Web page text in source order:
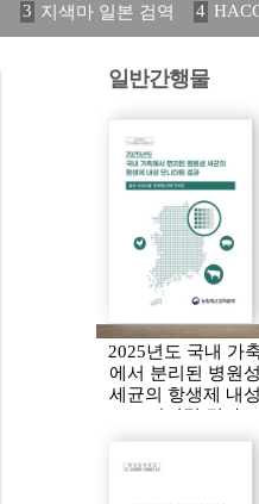
3 지색마 일본 검역 4
중독성 식물 도감 13 媛 異
일반간행물
2025년도 국내 가
에서 분리된 병원성
세균의 항생제 내성
모니터링 결과